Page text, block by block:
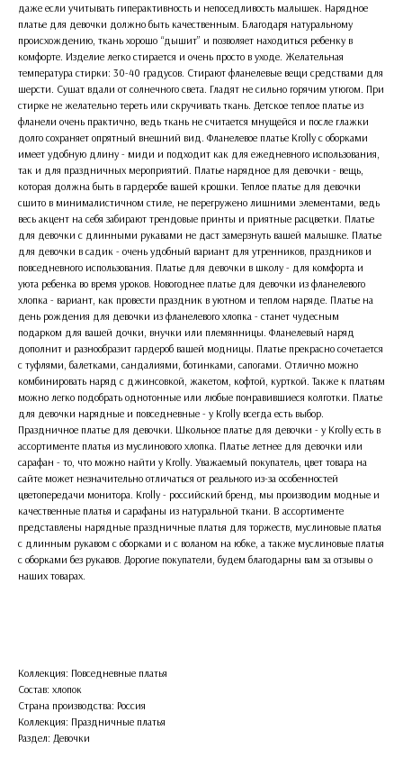
даже если учитывать гиперактивность и непоседливость малышек. Нарядное
платье для девочки должно быть качественным. Благодаря натуральному
происхождению, ткань хорошо “дышит” и позволяет находиться ребенку в
комфорте. Изделие легко стирается и очень просто в уходе. Желательная
температура стирки: 30-40 градусов. Стирают фланелевые вещи средствами для
шерсти. Сушат вдали от солнечного света. Гладят не сильно горячим утюгом. При
стирке не желательно тереть или скручивать ткань. Детское теплое платье из
фланели очень практично, ведь ткань не считается мнущейся и после глажки
долго сохраняет опрятный внешний вид. Фланелевое платье Krolly с оборками
имеет удобную длину - миди и подходит как для ежедневного использования,
так и для праздничных мероприятий. Платье нарядное для девочки - вещь,
которая должна быть в гардеробе вашей крошки. Теплое платье для девочки
сшито в минималистичном стиле, не перегружено лишними элементами, ведь
весь акцент на себя забирают трендовые принты и приятные расцветки. Платье
для девочки с длинными рукавами не даст замерзнуть вашей малышке. Платье
для девочки в садик - очень удобный вариант для утренников, праздников и
повседневного использования. Платье для девочки в школу - для комфорта и
уюта ребенка во время уроков. Новогоднее платье для девочки из фланелевого
хлопка - вариант, как провести праздник в уютном и теплом наряде. Платье на
день рождения для девочки из фланелевого хлопка - станет чудесным
подарком для вашей дочки, внучки или племянницы. Фланелевый наряд
дополнит и разнообразит гардероб вашей модницы. Платье прекрасно сочетается
с туфлями, балетками, сандалиями, ботинками, сапогами. Отлично можно
комбинировать наряд с джинсовкой, жакетом, кофтой, курткой. Также к платьям
можно легко подобрать однотонные или любые понравившиеся колготки. Платье
для девочки нарядные и повседневные - у Krolly всегда есть выбор.
Праздничное платье для девочки. Школьное платье для девочки - у Krolly есть в
ассортименте платья из муслинового хлопка. Платье летнее для девочки или
сарафан - то, что можно найти у Krolly. Уважаемый покупатель, цвет товара на
сайте может незначительно отличаться от реального из-за особенностей
цветопередачи монитора. Krolly - российский бренд, мы производим модные и
качественные платья и сарафаны из натуральной ткани. В ассортименте
представлены нарядные праздничные платья для торжеств, муслиновые платья
с длинным рукавом с оборками и с воланом на юбке, а также муслиновые платья
с оборками без рукавов. Дорогие покупатели, будем благодарны вам за отзывы о
наших товарах.
Коллекция: Повседневные платья
Состав: хлопок
Страна производства: Россия
Коллекция: Праздничные платья
Раздел: Девочки